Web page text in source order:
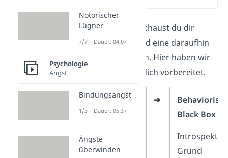
Bei Behaviorismus schaust du dir
immer einen Reiz und eine daraufhin
folgende Reaktion an. Hier haben wir
einige Beispiele für dich vorbereitet.
Reiz ➔
Black Box
Grund
Notorischer
Lügner
7/7 – Dauer: 04:07
Psychologie
Angst
Bindungsangst
1/3 – Dauer: 05:37
Ängste
überwinden